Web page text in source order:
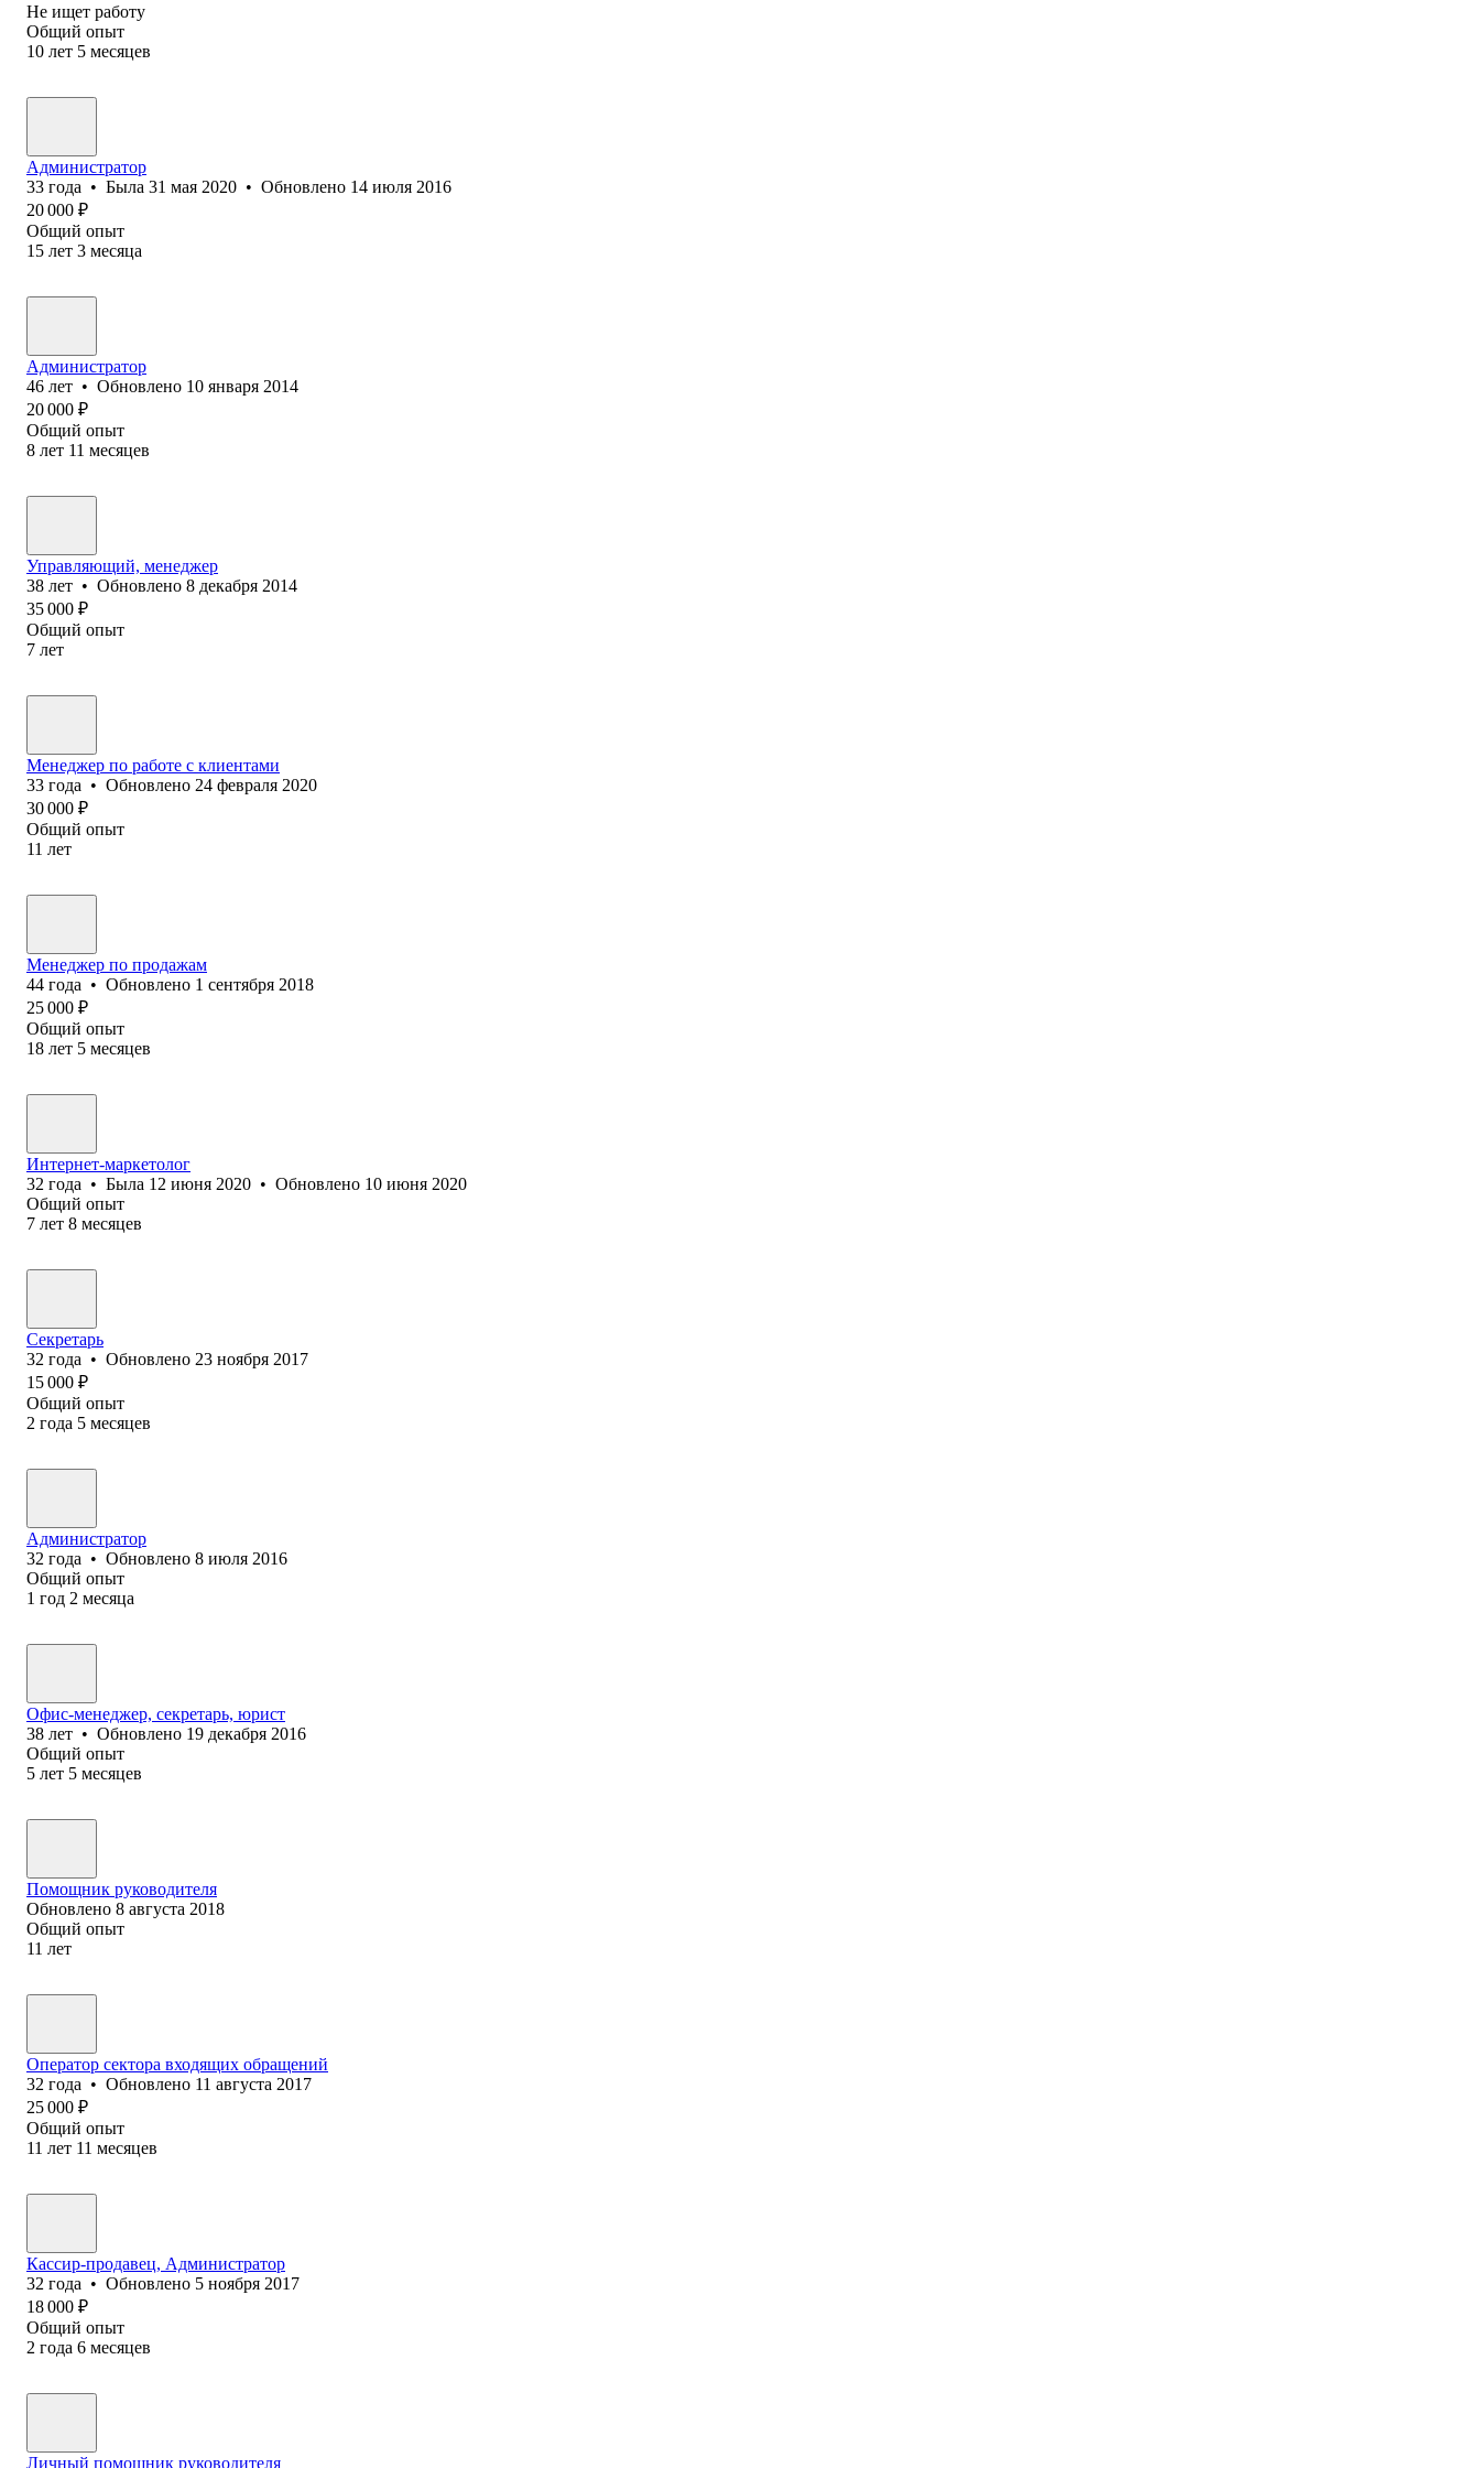
Не ищет работу
Общий опыт
10 лет 5 месяцев
Администратор
33 года • Была 31 мая 2020 • Обновлено 14 июля 2016
20 000 ₽
Общий опыт
15 лет 3 месяца
Администратор
46 лет • Обновлено 10 января 2014
20 000 ₽
Общий опыт
8 лет 11 месяцев
Управляющий, менеджер
38 лет • Обновлено 8 декабря 2014
35 000 ₽
Общий опыт
7 лет
Менеджер по работе с клиентами
33 года • Обновлено 24 февраля 2020
30 000 ₽
Общий опыт
11 лет
Менеджер по продажам
44 года • Обновлено 1 сентября 2018
25 000 ₽
Общий опыт
18 лет 5 месяцев
Интернет-маркетолог
32 года • Была 12 июня 2020 • Обновлено 10 июня 2020
Общий опыт
7 лет 8 месяцев
Секретарь
32 года • Обновлено 23 ноября 2017
15 000 ₽
Общий опыт
2 года 5 месяцев
Администратор
32 года • Обновлено 8 июля 2016
Общий опыт
1 год 2 месяца
Офис-менеджер, секретарь, юрист
38 лет • Обновлено 19 декабря 2016
Общий опыт
5 лет 5 месяцев
Помощник руководителя
Обновлено 8 августа 2018
Общий опыт
11 лет
Оператор сектора входящих обращений
32 года • Обновлено 11 августа 2017
25 000 ₽
Общий опыт
11 лет 11 месяцев
Кассир-продавец, Администратор
32 года • Обновлено 5 ноября 2017
18 000 ₽
Общий опыт
2 года 6 месяцев
Личный помощник руководителя